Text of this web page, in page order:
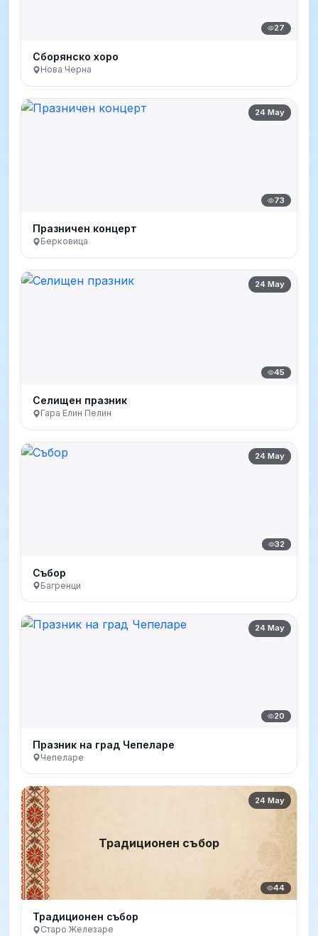
27
Сборянско хоро
Нова Черна
24 May
73
Празничен концерт
Берковица
24 May
45
Селищен празник
Гара Елин Пелин
24 May
32
Събор
Багренци
24 May
20
Празник на град Чепеларе
Чепеларе
Традиционен събор
24 May
44
Традиционен събор
Старо Железаре